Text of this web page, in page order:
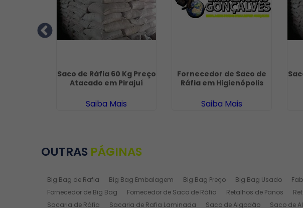
Saco de Ráfia 60 Kg Preço
Atacado em Pirajuí
Saiba Mais
Fornecedor de Saco de
Ráfia em Higienópolis
Saiba Mais
OUTRAS PÁGINAS
Big Bag de Rafia Big Bag Embalagem Big Bag Preço Big Bag Usado
Fornecedor de Big Bag
Fornecedor de Saco de Ráfia Retalhos de Panos
Sacaria de Ráfia
Sacaria de Rafia Laminada Saco de Algodão Saco de